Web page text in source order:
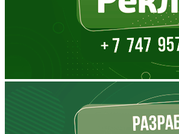
Забайкальский край
Запорожская область
Ивановская область
Иркутская область